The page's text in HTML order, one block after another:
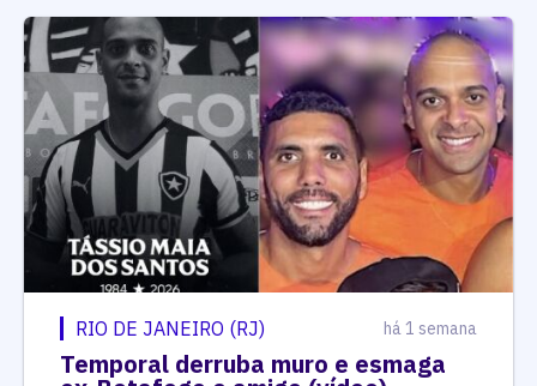
RIO DE JANEIRO (RJ) há 1 semana
Temporal derruba muro e esmaga